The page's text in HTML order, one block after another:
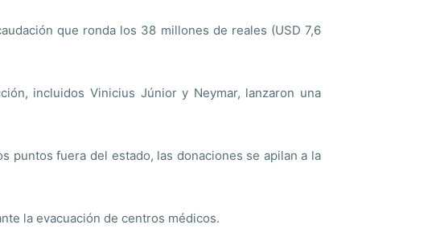
que ronda los 38 millones de reales (USD 7,6
incluidos Vinicius Júnior y Neymar, lanzaron una
puntos fuera del estado, las donaciones se apilan a la
la evacuación de centros médicos.